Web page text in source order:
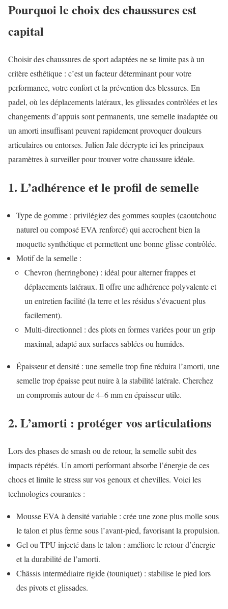
Pourquoi le choix des chaussures est
capital
Choisir des chaussures de sport adaptées ne se limite pas à un
critère esthétique : c’est un facteur déterminant pour votre
performance, votre confort et la prévention des blessures. En
padel, où les déplacements latéraux, les glissades contrôlées et les
changements d’appuis sont permanents, une semelle inadaptée ou
un amorti insuffisant peuvent rapidement provoquer douleurs
articulaires ou entorses. Julien Jale décrypte ici les principaux
paramètres à surveiller pour trouver votre chaussure idéale.
1. L’adhérence et le profil de semelle
Type de gomme : privilégiez des gommes souples (caoutchouc
naturel ou composé EVA renforcé) qui accrochent bien la
moquette synthétique et permettent une bonne glisse contrôlée.
Motif de la semelle :
Chevron (herringbone) : idéal pour alterner frappes et
déplacements latéraux. Il offre une adhérence polyvalente et
un entretien facilité (la terre et les résidus s’évacuent plus
facilement).
Multi-directionnel : des plots en formes variées pour un grip
maximal, adapté aux surfaces sablées ou humides.
Épaisseur et densité : une semelle trop fine réduira l’amorti, une
semelle trop épaisse peut nuire à la stabilité latérale. Cherchez
un compromis autour de 4–6 mm en épaisseur utile.
2. L’amorti : protéger vos articulations
Lors des phases de smash ou de retour, la semelle subit des
impacts répétés. Un amorti performant absorbe l’énergie de ces
chocs et limite le stress sur vos genoux et chevilles. Voici les
technologies courantes :
Mousse EVA à densité variable : crée une zone plus molle sous
le talon et plus ferme sous l’avant-pied, favorisant la propulsion.
Gel ou TPU injecté dans le talon : améliore le retour d’énergie
et la durabilité de l’amorti.
Châssis intermédiaire rigide (touniquet) : stabilise le pied lors
des pivots et glissades.